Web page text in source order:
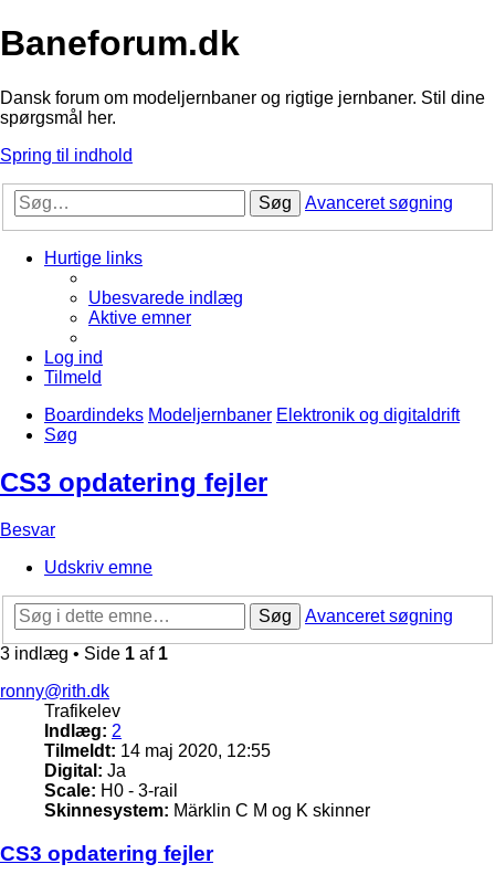
Baneforum.dk
Dansk forum om modeljernbaner og rigtige jernbaner. Stil dine
spørgsmål her.
Spring til indhold
Søg Avanceret søgning
Hurtige links
Ubesvarede indlæg
Aktive emner
Log ind
Tilmeld
Boardindeks Modeljernbaner Elektronik og digitaldrift
Søg
CS3 opdatering fejler
Besvar
Udskriv emne
Søg
Avanceret søgning
3 indlæg • Side 1 af 1
ronny@rith.dk
Trafikelev
Indlæg: 2
Tilmeldt: 14 maj 2020, 12:55
Digital: Ja
Scale: H0 - 3-rail
Skinnesystem: Märklin C M og K skinner
CS3 opdatering fejler